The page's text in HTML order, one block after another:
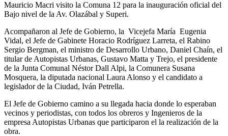
Mauricio Macri visito la Comuna 12 para la inauguración oficial del
Bajo nivel de la Av. Olazábal y Superi.
Acompañaron al Jefe de Gobierno, la Vicejefa María Eugenia
Vidal, el Jefe de Gabinete Horacio Rodríguez Larreta, el Rabino
Sergio Bergman, el ministro de Desarrollo Urbano, Daniel Chaín, el
titular de Autopistas Urbanas, Gustavo Matta y Trejo, el presidente
de la Junta Comunal Néstor Dall Alpi, la Comunera Susana
Mosquera, la diputada nacional Laura Alonso y el candidato a
legislador de la Ciudad, Iván Petrella.
El Jefe de Gobierno camino a su llegada hacia donde lo esperaban
vecinos y periodistas, con todos los obreros y Ingenieros de la
empresa Autopistas Urbanas que participaron el la realización de la
obra.